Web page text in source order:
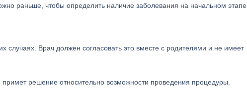
раньше, чтобы определить наличие заболевания на начальном этапе.
случаях. Врач должен согласовать это вместе с родителями и не имеет
решение относительно возможности проведения процедуры.